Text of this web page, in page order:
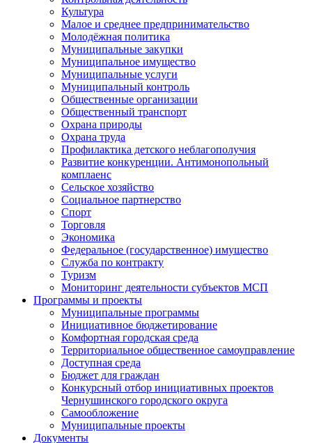
Культура
Малое и среднее предпринимательство
Молодёжная политика
Муниципальные закупки
Муниципальное имущество
Муниципальные услуги
Муниципальный контроль
Общественные организации
Общественный транспорт
Охрана природы
Охрана труда
Профилактика детского неблагополучия
Развитие конкуренции. Антимонопольный
комплаенс
Сельское хозяйство
Социальное партнерство
Спорт
Торговля
Экономика
Федеральное (государственное) имущество
Служба по контракту
Туризм
Мониторинг деятельности субъектов МСП
Программы и проекты
Муниципальные программы
Инициативное бюджетирование
Комфортная городская среда
Территориальное общественное самоуправление
Доступная среда
Бюджет для граждан
Конкурсный отбор инициативных проектов
Чернушинского городского округа
Самообложение
Муниципальные проекты
Документы